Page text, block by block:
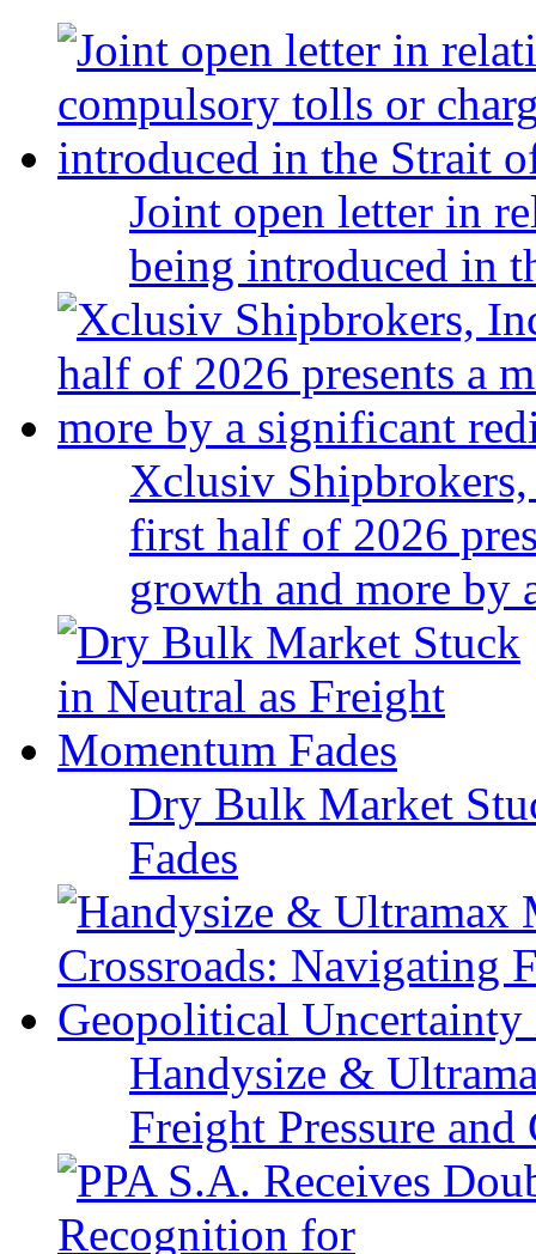
Joint open letter in
being introduced in
Xclusiv
first half of 2026
growth and more
Dry Bulk Market
Fades
Handysize &
Freight Pressure